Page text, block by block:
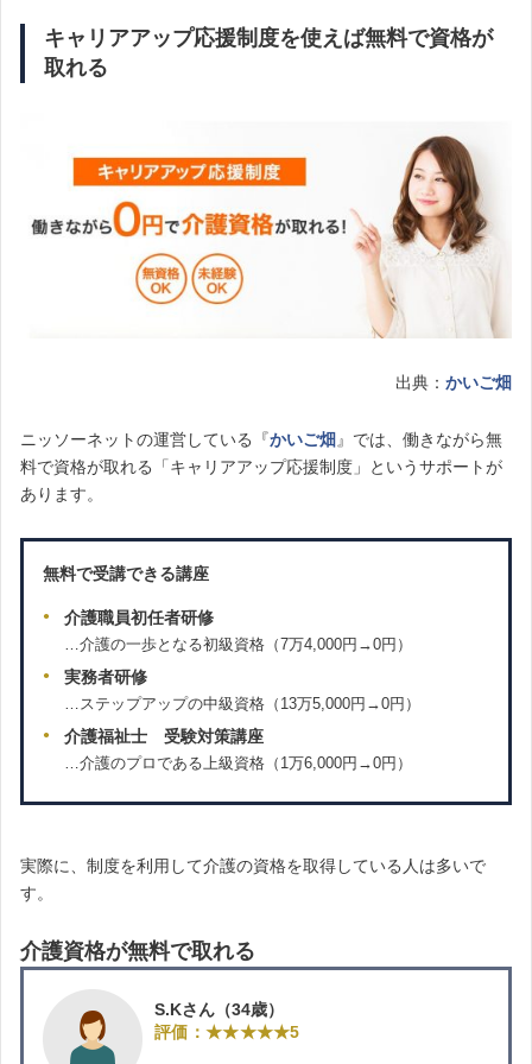
キャリアアップ応援制度を使えば無料で資格が
取れる
出典： かいご畑
ニッソーネットの運営している『かいご畑 』では、働きながら無
料で資格が取れる「キャリアアップ応援制度」というサポートが
あります。
無料で受講できる講座
介護職員初任者研修
…介護の一歩となる初級資格（7万4,000円→0円）
実務者研修
…ステップアップの中級資格（13万5,000円→0円）
介護福祉士 受験対策講座
…介護のプロである上級資格（1万6,000円→0円）
実際に、制度を利用して介護の資格を取得している人は多いで
す。
介護資格が無料で取れる
S.Kさん（34歳）
評価：★★★★★5